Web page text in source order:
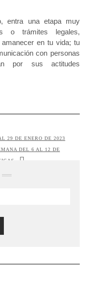
entra una etapa muy
o trámites legales,
en tu vida; tu
con personas
por sus actitudes
29 DE ENERO DE 2023
DEL 6 AL 12 DE